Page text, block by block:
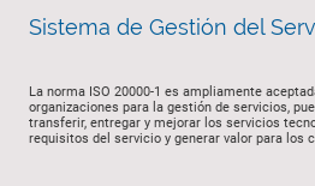
Sistema de Gestión del
La norma ISO 20000-1 es ampliamente
organizaciones para la gestión de servicios,
transferir, entregar y mejorar los servicios
requisitos del servicio y generar valor para los